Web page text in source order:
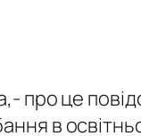
про це
в